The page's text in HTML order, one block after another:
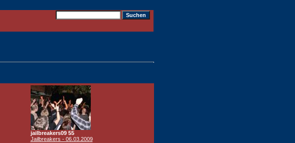
jailbreakers09 55
Jailbreakers - 06.03.2009